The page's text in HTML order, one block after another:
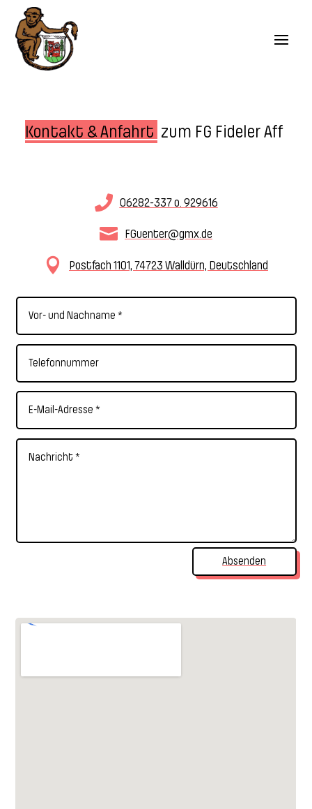
Kontakt & Anfahrt zum FG Fideler Aff
 06282-337 o. 929616
 FGuenter@gmx.de
 Postfach 1101, 74723 Walldürn, Deutschland
Absenden